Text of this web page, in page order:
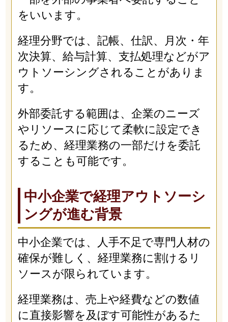
をいいます。
経理分野では、記帳、仕訳、月次・年
次決算、給与計算、支払処理などがア
ウトソーシングされることがありま
す。
外部委託する範囲は、企業のニーズ
やリソースに応じて柔軟に設定でき
るため、経理業務の一部だけを委託
することも可能です。
中小企業で経理アウトソーシ
ングが進む背景
中小企業では、人手不足で専門人材の
確保が難しく、経理業務に割けるリ
ソースが限られています。
経理業務は、売上や経費などの数値
に直接影響を及ぼす可能性があるた